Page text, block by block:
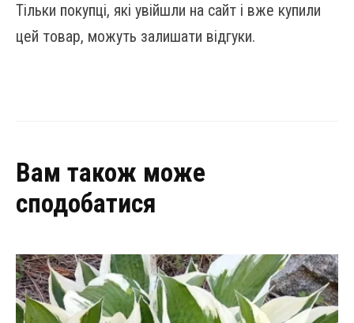
Тільки покупці, які увійшли на сайт і вже купили
цей товар, можуть залишати відгуки.
Вам також може
сподобатися